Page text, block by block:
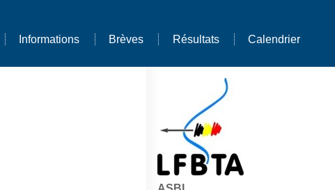
Informations Brèves Résultats Calendrier